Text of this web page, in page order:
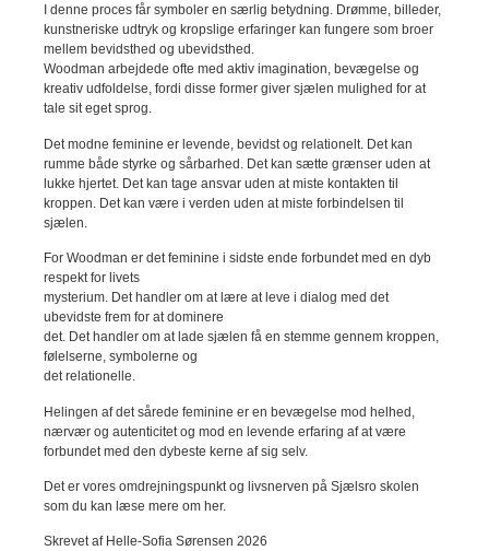
I denne proces får symboler en særlig betydning. Drømme, billeder,
kunstneriske udtryk og kropslige erfaringer kan fungere som broer
mellem bevidsthed og ubevidsthed.
Woodman arbejdede ofte med aktiv imagination, bevægelse og
kreativ udfoldelse, fordi disse former giver sjælen mulighed for at
tale sit eget sprog.
Det modne feminine er levende, bevidst og relationelt. Det kan
rumme både styrke og sårbarhed. Det kan sætte grænser uden at
lukke hjertet. Det kan tage ansvar uden at miste kontakten til
kroppen. Det kan være i verden uden at miste forbindelsen til
sjælen.
For Woodman er det feminine i sidste ende forbundet med en dyb
respekt for livets
mysterium. Det handler om at lære at leve i dialog med det
ubevidste frem for at dominere
det. Det handler om at lade sjælen få en stemme gennem kroppen,
følelserne, symbolerne og
det relationelle.
Helingen af det sårede feminine er en bevægelse mod helhed,
nærvær og autenticitet og mod en levende erfaring af at være
forbundet med den dybeste kerne af sig selv.
Det er vores omdrejningspunkt og livsnerven på Sjælsro skolen
som du kan læse mere om her.
Skrevet af Helle-Sofia Sørensen 2026